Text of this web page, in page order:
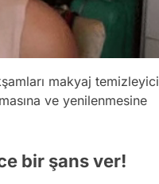
makyaj temizleyici
ve yenilenmesine
bir şans ver!